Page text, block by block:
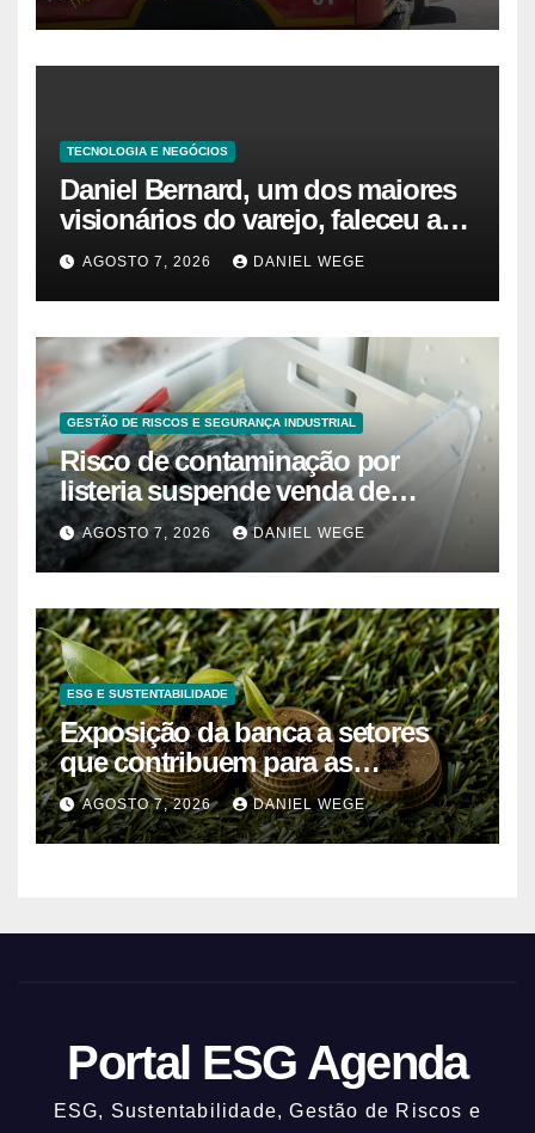
TECNOLOGIA E NEGÓCIOS
Daniel Bernard, um dos maiores
visionários do varejo, faleceu aos
80 anos – Sincovaga Notícias
AGOSTO 7, 2026 DANIEL WEGE
GESTÃO DE RISCOS E SEGURANÇA INDUSTRIAL
Risco de contaminação por
listeria suspende venda de
mirtilos em fábricas da América
do Norte – Mix Vale
AGOSTO 7, 2026 DANIEL WEGE
ESG E SUSTENTABILIDADE
Exposição da banca a setores
que contribuem para as
alterações climáticas mantém-se
nos 62%
AGOSTO 7, 2026 DANIEL WEGE
Portal ESG Agenda
ESG, Sustentabilidade, Gestão de Riscos e